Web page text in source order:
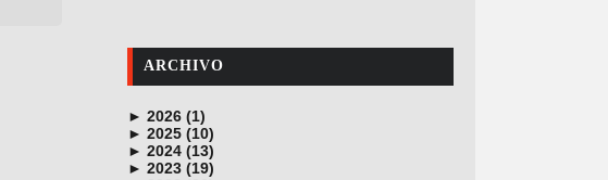
ARCHIVO
► 2026 (1)
junio (1)
► 2025 (10)
noviembre (1)
octubre (1)
► 2024 (13)
diciembre (4)
► 2023 (19)